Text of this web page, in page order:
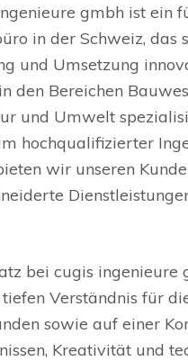
gmbh ist ein
in der Schweiz, das
und Umsetzung
den Bereichen
und Umwelt
hochqualifizierter
wir unseren
bei cugis ingenieure
Verständnis für
sowie auf einer
Kreativität und